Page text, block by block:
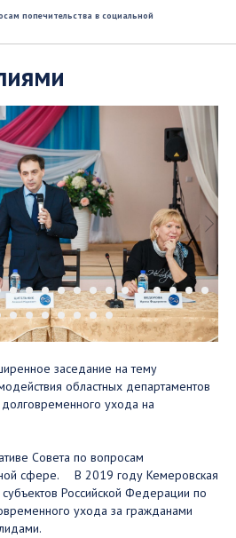
попечительства в социальной
заседание на тему
областных департаментов
ухода на
Совета по вопросам
сфере. ⠀ В 2019 году Кемеровская
Российской Федерации по
ухода за гражданами
⠀